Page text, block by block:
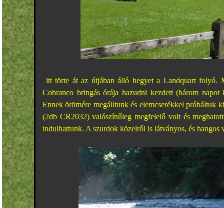
itt törte át az útjában álló hegyet a Landquart folyó.
Cobranco bringás órája hazudni kezdett (három
Ennek örömére megálltunk és elemcserékkel próbáltuk
(2db CR2032) valószínűleg megfelelő volt és
indulhattunk. A szurdok közelről is látványos, és hangos